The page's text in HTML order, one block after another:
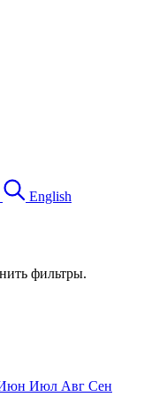
English
фильтры.
Июл Авг Сен